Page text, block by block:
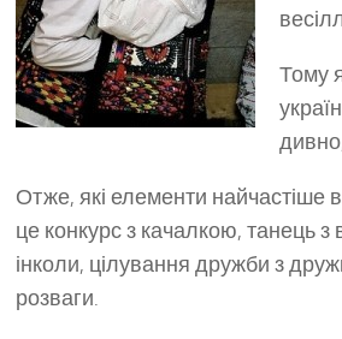
Тому
Отже, які елементи найчастіше
це конкурс з качалкою, танець з
інколи, цілування дружби з
розваги.